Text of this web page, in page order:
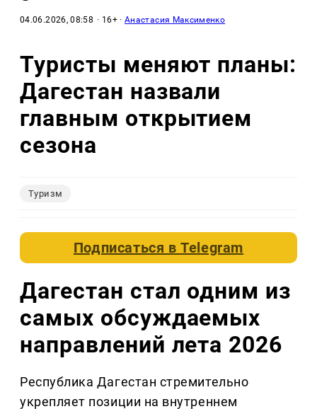
04.06.2026, 08:58 · 16+ ·Анастасия Максименко
Туристы меняют планы:
Дагестан назвали
главным открытием
сезона
Туризм
Подписаться вTelegram
Дагестан стал одним из
самых обсуждаемых
направлений лета 2026
Республика Дагестан стремительно
укрепляет позиции на внутреннем